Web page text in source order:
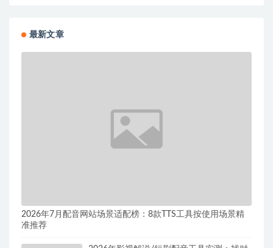
最新文章
2026年7月配音网站场景适配榜：8款TTS工具按使用场景精
准推荐